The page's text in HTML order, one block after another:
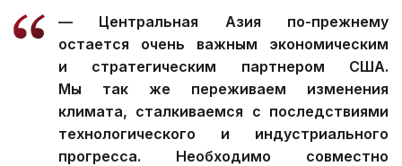
— Центральная Азия по-прежнему
остается очень важным экономическим
и стратегическим партнером США.
Мы так же переживаем изменения
климата, сталкиваемся с последствиями
технологического и индустриального
прогресса. Необходимо совместно